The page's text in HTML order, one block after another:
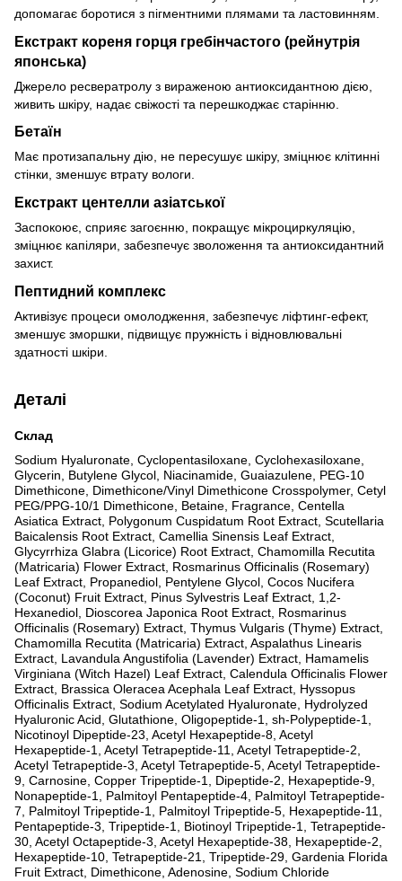
допомагає боротися з пігментними плямами та ластовинням.
Екстракт кореня горця гребінчастого (рейнутрія
японська)
Джерело ресвератролу з вираженою антиоксидантною дією,
живить шкіру, надає свіжості та перешкоджає старінню.
Бетаїн
Має протизапальну дію, не пересушує шкіру, зміцнює клітинні
стінки, зменшує втрату вологи.
Екстракт центелли азіатської
Заспокоює, сприяє загоєнню, покращує мікроциркуляцію,
зміцнює капіляри, забезпечує зволоження та антиоксидантний
захист.
Пептидний комплекс
Активізує процеси омолодження, забезпечує ліфтинг-ефект,
зменшує зморшки, підвищує пружність і відновлювальні
здатності шкіри.
Деталі
Склад
Sodium Hyaluronate, Cyclopentasiloxane, Cyclohexasiloxane,
Glycerin, Butylene Glycol, Niacinamide, Guaiazulene, PEG-10
Dimethicone, Dimethicone/Vinyl Dimethicone Crosspolymer, Cetyl
PEG/PPG-10/1 Dimethicone, Betaine, Fragrance, Centella
Asiatica Extract, Polygonum Cuspidatum Root Extract, Scutellaria
Baicalensis Root Extract, Camellia Sinensis Leaf Extract,
Glycyrrhiza Glabra (Licorice) Root Extract, Chamomilla Recutita
(Matricaria) Flower Extract, Rosmarinus Officinalis (Rosemary)
Leaf Extract, Propanediol, Pentylene Glycol, Cocos Nucifera
(Coconut) Fruit Extract, Pinus Sylvestris Leaf Extract, 1,2-
Hexanediol, Dioscorea Japonica Root Extract, Rosmarinus
Officinalis (Rosemary) Extract, Thymus Vulgaris (Thyme) Extract,
Chamomilla Recutita (Matricaria) Extract, Aspalathus Linearis
Extract, Lavandula Angustifolia (Lavender) Extract, Hamamelis
Virginiana (Witch Hazel) Leaf Extract, Calendula Officinalis Flower
Extract, Brassica Oleracea Acephala Leaf Extract, Hyssopus
Officinalis Extract, Sodium Acetylated Hyaluronate, Hydrolyzed
Hyaluronic Acid, Glutathione, Oligopeptide-1, sh-Polypeptide-1,
Nicotinoyl Dipeptide-23, Acetyl Hexapeptide-8, Acetyl
Hexapeptide-1, Acetyl Tetrapeptide-11, Acetyl Tetrapeptide-2,
Acetyl Tetrapeptide-3, Acetyl Tetrapeptide-5, Acetyl Tetrapeptide-
9, Carnosine, Copper Tripeptide-1, Dipeptide-2, Hexapeptide-9,
Nonapeptide-1, Palmitoyl Pentapeptide-4, Palmitoyl Tetrapeptide-
7, Palmitoyl Tripeptide-1, Palmitoyl Tripeptide-5, Hexapeptide-11,
Pentapeptide-3, Tripeptide-1, Biotinoyl Tripeptide-1, Tetrapeptide-
30, Acetyl Octapeptide-3, Acetyl Hexapeptide-38, Hexapeptide-2,
Hexapeptide-10, Tetrapeptide-21, Tripeptide-29, Gardenia Florida
Fruit Extract, Dimethicone, Adenosine, Sodium Chloride